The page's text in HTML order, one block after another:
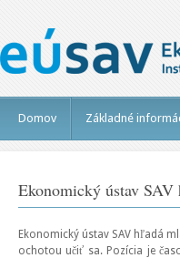
Domov Základné
Ekonomický ústav SAV
Ekonomický ústav SAV hľadá
ochotou učiť sa. Pozícia je